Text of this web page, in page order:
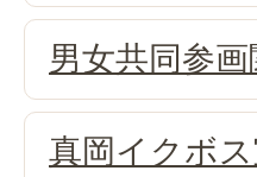
男女共同参
真岡イクボ